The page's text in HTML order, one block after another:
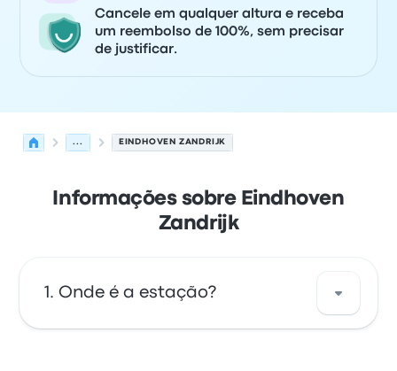
Cancele em qualquer altura e receba
um reembolso de 100%, sem precisar
de justificar.
... EINDHOVEN ZANDRIJK
Informações sobre Eindhoven
Zandrijk
Onde é a estação?